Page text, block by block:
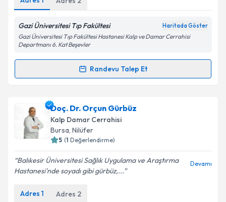
Kişisel verilerimin işlenmesine ilişkinAydınlatma
Metni'ni okudum ve kişisel verilerimin belirtilen
kapsamda işlenmesini kabul ediyorum.
Takvim Talebini Gönder
Gazi Üniversitesi Tıp Fakültesi Haritada Göster
Gazi Üniversitesi Tıp Fakültesi Hastanesi Kalp ve Damar Cerrahisi
Departmanı 6. Kat Beşevler
Randevu Talep Et
Randevu Takvimi Talebi
Prof. Dr. Erkan İriziçin randevu takvimi talebi
oluşturun. Size bu uzmandan randevu almanız için bir
takvim hazırlandığında e-posta ile bilgilendireceğiz.
Kişisel verilerimin işlenmesine ilişkin
Doç. Dr. Orçun Gürbüz
Kalp Damar Cerrahisi
Bursa, Nilüfer
5 (1 Değerlendirme)
Balıkesir Üniversitesi Sağlık Uygulama ve Araştırma
Hastanesi'nde soyadı gibi gürbüz,...
Devamı
Adres 1 Adres 2